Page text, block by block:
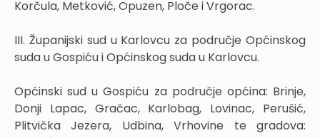
Korčula, Metković, Opuzen, Ploče i Vrgorac.
III. Županijski sud u Karlovcu za područje Općinskog
suda u Gospiću i Općinskog suda u Karlovcu.
Općinski sud u Gospiću za područje općina: Brinje,
Donji Lapac, Gračac, Karlobag, Lovinac, Perušić,
Plitvička Jezera, Udbina, Vrhovine te gradova: